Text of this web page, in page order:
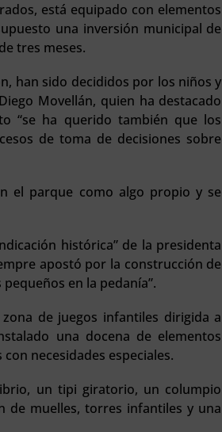
está equipado con elementos
una inversión municipal de
tres meses.
han sido decididos por los niños y
Movellán, quien ha destacado
“se ha querido también que los
de toma de decisiones sobre
el parque como algo propio y se
histórica” de la presidenta
apostó por la construcción de
en la pedanía”.
de juegos infantiles dirigida a
una docena de elementos
necesidades especiales.
un tipi giratorio, un columpio
de muelles, torres infantiles y una